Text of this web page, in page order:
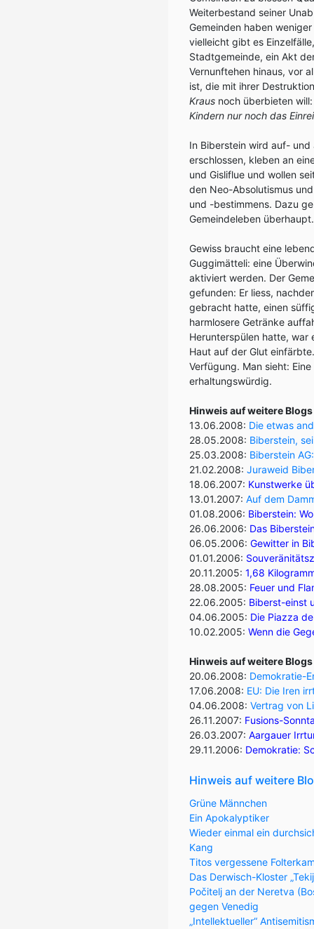
Weiterbestand seiner
Gemeinden haben
vielleicht gibt es
Stadtgemeinde, ein Akt
Vernunftehen hinaus, vor
ist, die mit ihrer
Kraus noch überbieten
Kindern nur noch das
In Biberstein wird auf-
erschlossen, kleben an
und Gisliflue und wollen
den Neo-Absolutismus
und -bestimmens. Dazu
Gemeindeleben überhaupt.
Gewiss braucht eine
Guggimätteli: eine
aktiviert werden. Der
gefunden: Er liess,
gebracht hatte, einen
harmlosere Getränke
Herunterspülen hatte, war
Haut auf der Glut
Verfügung. Man sieht:
erhaltungswürdig.
Hinweis auf weitere
13.06.2008: Die etwas
28.05.2008: Biberstein,
25.03.2008: Biberstein
21.02.2008: Juraweid
18.06.2007: Kunstwerke
13.01.2007: Auf dem
01.08.2006: Biberstein:
26.06.2006: Das
06.05.2006: Gewitter in
01.01.2006:
20.11.2005: 1,68
28.08.2005: Feuer und
22.06.2005: Biberst-einst
04.06.2005: Die Piazza
10.02.2005: Wenn die
Hinweis auf weitere
20.06.2008: Demokratie-
17.06.2008: EU: Die Iren
04.06.2008: Vertrag von
26.11.2007: Fusions-
26.03.2007: Aargauer
29.11.2006: Demokratie:
Hinweis auf weitere
Grüne Männchen
Ein Apokalyptiker
Wieder einmal ein
Kang
Titos vergessene
Das Derwisch-Kloster
Počitelj an der Neretva
gegen Venedig
„Intellektueller“